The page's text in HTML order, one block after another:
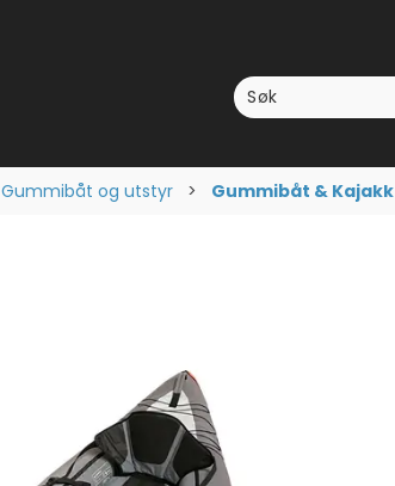
Gummibåt og utstyr > Gummibåt & Kajakk